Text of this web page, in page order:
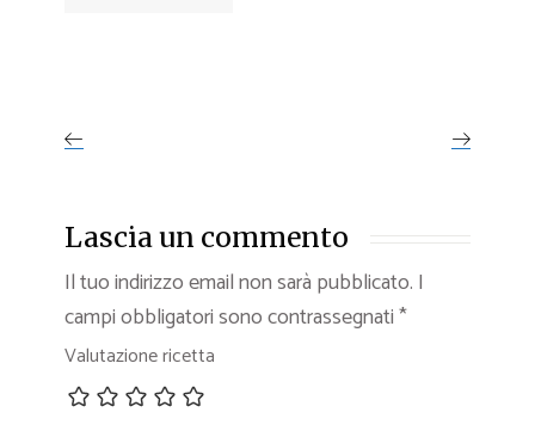
Lascia un commento
Il tuo indirizzo email non sarà pubblicato. I
campi obbligatori sono contrassegnati*
Valutazione ricetta